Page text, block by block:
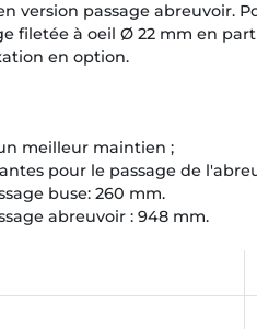
version passage abreuvoir.
filetée à oeil Ø 22 mm en
en option.
meilleur maintien ;
pour le passage de
buse: 260 mm.
abreuvoir : 948 mm.